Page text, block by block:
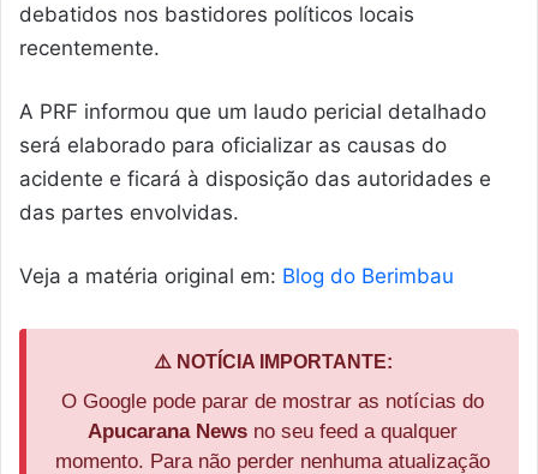
debatidos nos bastidores políticos locais
recentemente.
A PRF informou que um laudo pericial detalhado
será elaborado para oficializar as causas do
acidente e ficará à disposição das autoridades e
das partes envolvidas.
Veja a matéria original em: Blog do Berimbau
⚠️ NOTÍCIA IMPORTANTE:
O Google pode parar de mostrar as notícias do
Apucarana News no seu feed a qualquer
momento. Para não perder nenhuma atualização